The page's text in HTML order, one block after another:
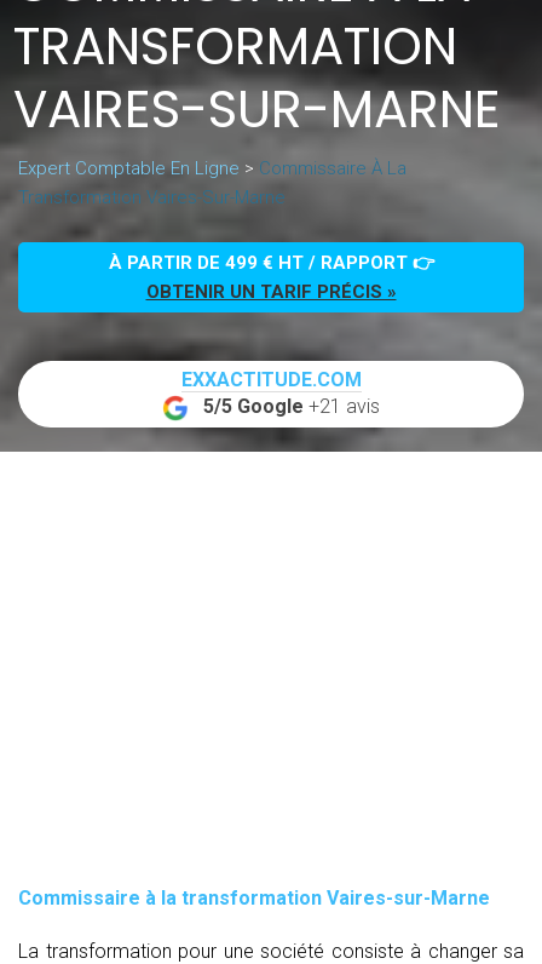
TRANSFORMATION
VAIRES-SUR-MARNE
Expert Comptable En Ligne > Commissaire À La
Transformation Vaires-Sur-Marne
À PARTIR DE 499 € HT / RAPPORT 👉
OBTENIR UN TARIF PRÉCIS »
EXXACTITUDE.COM
5/5 Google +21 avis
Commissaire à la transformation Vaires-sur-Marne
La transformation pour une société consiste à changer sa